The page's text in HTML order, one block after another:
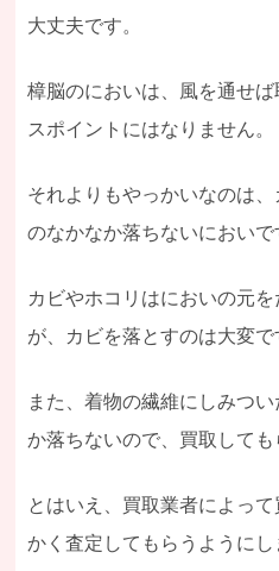
大丈夫です。
樟脳のにおいは、風を通せ
スポイントにはなりません。
それよりもやっかいなのは
のなかなか落ちないにおいで
カビやホコリはにおいの元
が、カビを落とすのは大変で
また、着物の繊維にしみつ
か落ちないので、買取しても
とはいえ、買取業者によっ
かく査定してもらうようにし